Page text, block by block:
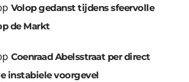
Volop gedanst tijdens sfeervolle
de Markt
Coenraad Abelsstraat per direct
instabiele voorgevel